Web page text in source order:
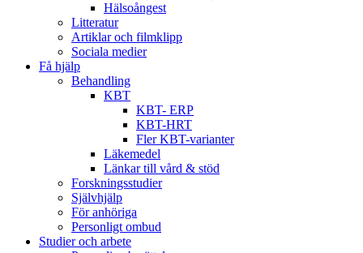
Hälsoångest
Litteratur
Artiklar och filmklipp
Sociala medier
Få hjälp
Behandling
KBT
KBT- ERP
KBT-HRT
Fler KBT-varianter
Läkemedel
Länkar till vård & stöd
Forskningsstudier
Självhjälp
För anhöriga
Personligt ombud
Studier och arbete